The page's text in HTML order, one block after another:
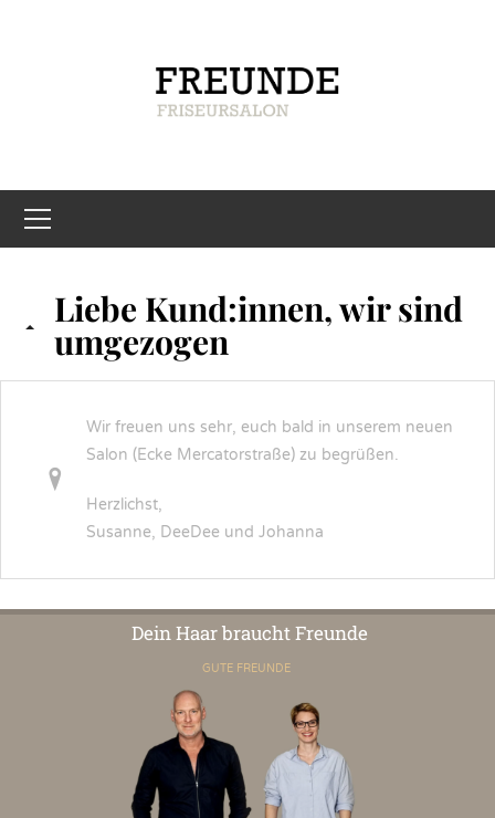
Liebe Kund:innen, wir sind
umgezogen
Wir freuen uns sehr, euch bald in unserem neuen
Salon (Ecke Mercatorstraße) zu begrüßen.
Herzlichst,
Susanne, DeeDee und Johanna
Dein Haar braucht Freunde
GUTE FREUNDE